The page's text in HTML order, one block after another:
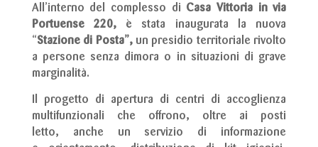
All’interno del complesso di Casa Vittoria in via
Portuense 220, è stata inaugurata la nuova
“Stazione di Posta”, un presidio territoriale rivolto
a persone senza dimora o in situazioni di grave
marginalità.
Il progetto di apertura di centri di accoglienza
multifunzionali che offrono, oltre ai posti
letto, anche un servizio di informazione